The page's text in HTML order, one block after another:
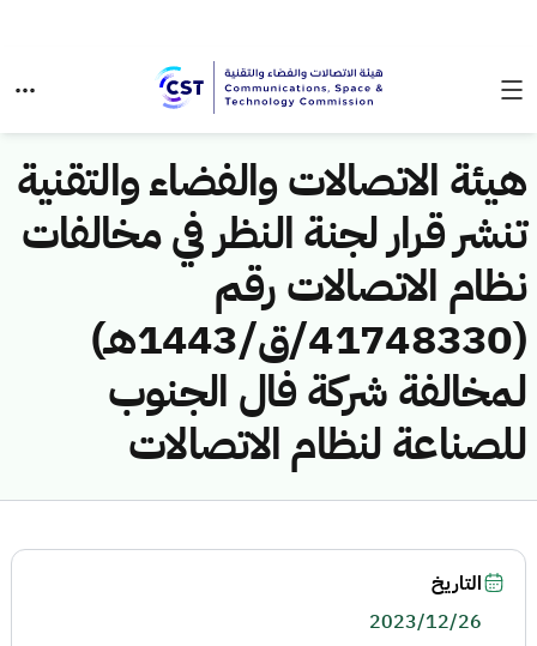
هيئة الاتصالات والفضاء والتقنية
تنشر قرار لجنة النظر في مخالفات
نظام الاتصالات رقم
(41748330/ق/1443هـ)
لمخالفة شركة فال الجنوب
للصناعة لنظام الاتصالات
التاريخ
2023/12/26